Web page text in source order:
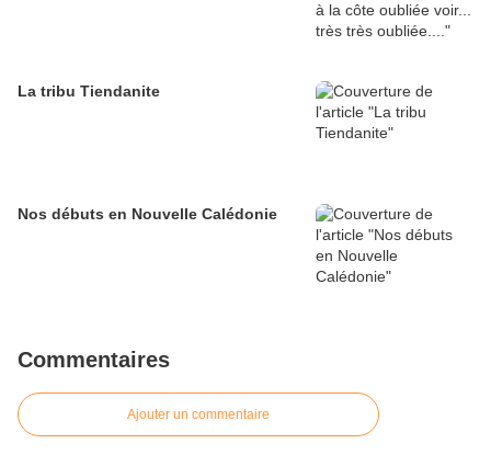
La tribu Tiendanite
Nos débuts en Nouvelle Calédonie
Commentaires
Ajouter un commentaire